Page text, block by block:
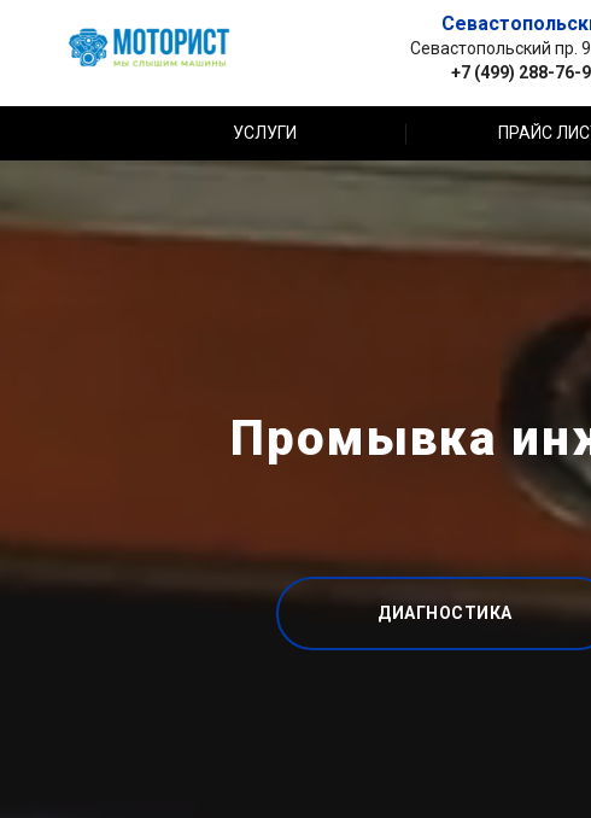
Севастопольский пр.
+7 (499) 288-76-
УСЛУГИ ПРАЙС
Промывка
ДИАГНОСТИКА